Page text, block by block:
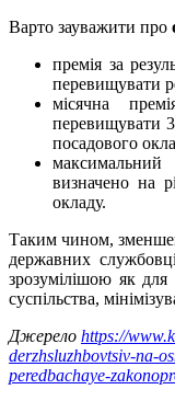
Варто зауважити про
премія за
перевищувати
місячна
перевищувати
посадового
визначено на
окладу.
Таким чином,
державних
зрозумілішою як
суспільства,
Джерело https://
derzhsluzhbovtsiv-na-
peredbachaye-